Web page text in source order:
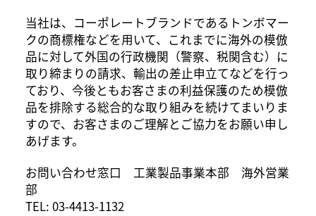
当社は、コーポレートブランドであるトンボマー
クの商標権などを用いて、これまでに海外の模倣
品に対して外国の行政機関（警察、税関含む）に
取り締まりの請求、輸出の差止申立てなどを行っ
ており、今後ともお客さまの利益保護のため模倣
品を排除する総合的な取り組みを続けてまいりま
すので、お客さまのご理解とご協力をお願い申し
あげます。
お問い合わせ窓口 工業製品事業本部 海外営業
部
TEL: 03-4413-1132